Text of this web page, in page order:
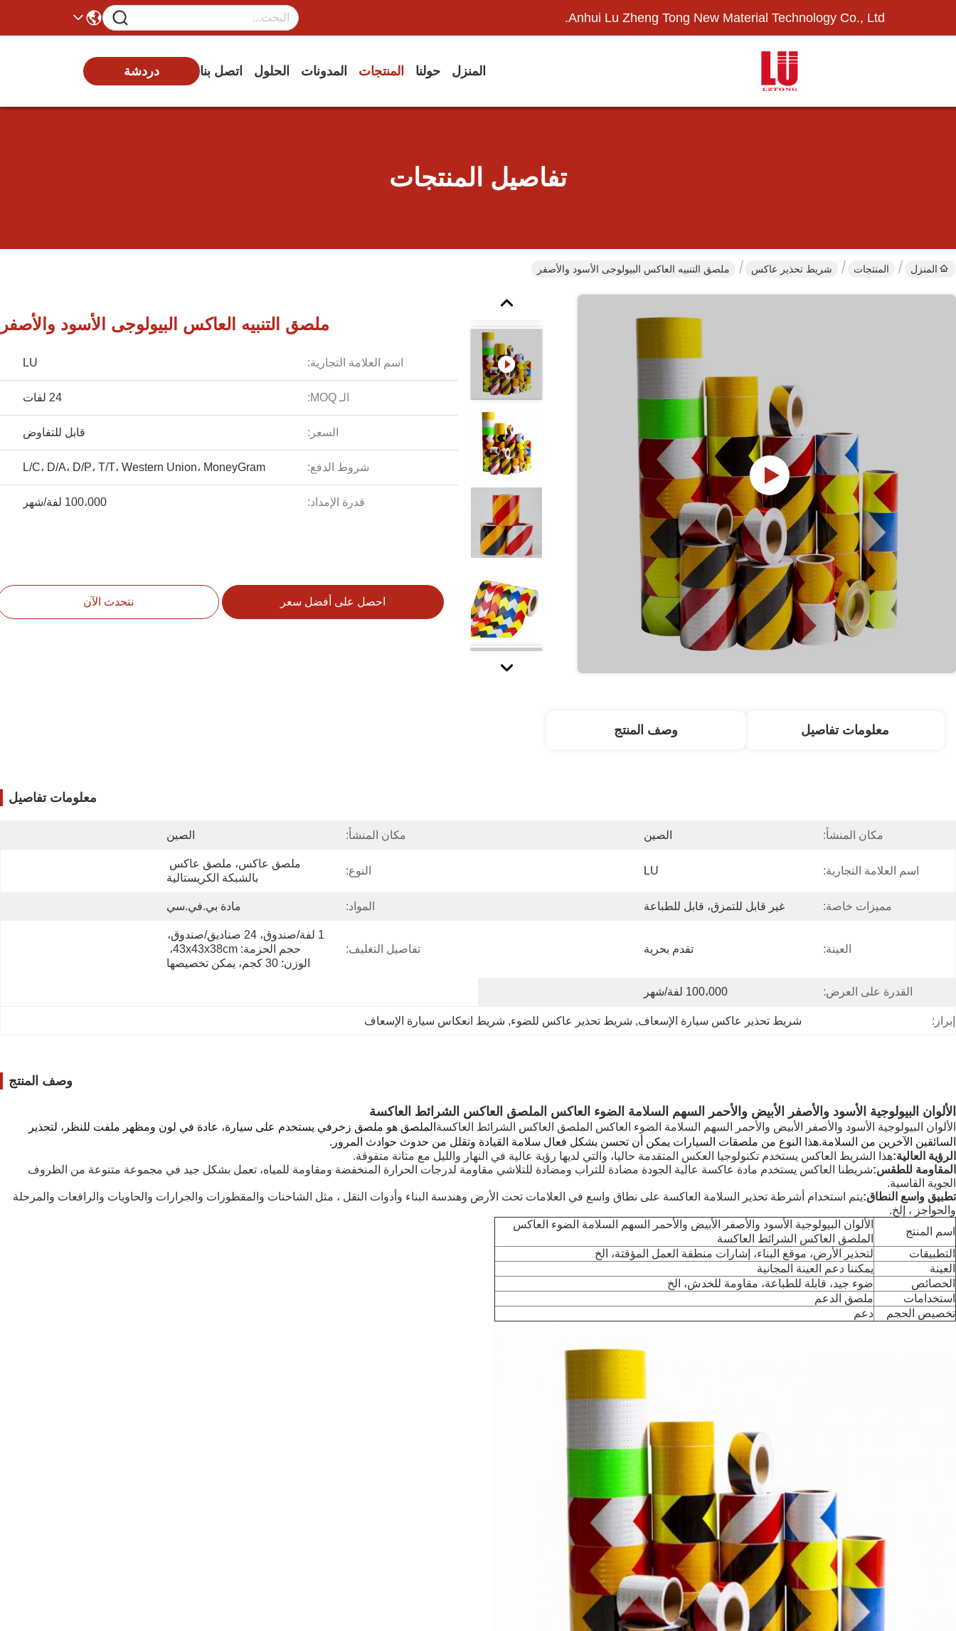
Anhui Lu Zheng Tong New Material Technology Co., Ltd.
المنزل حولنا المنتجات المدونات الحلول اتصل بنا دردشة
تفاصيل المنتجات
المنزل المنتجات شريط تحذير عاكس ملصق التنبيه العاكس البيولوجى الأسود والأصفر
ملصق التنبيه العاكس البيولوجى الأسود والأصفر
اسم العلامة التجارية: LU
الـ MOQ: 24 لفات
السعر: قابل للتفاوض
شروط الدفع: L/C، D/A، D/P، T/T، Western Union، MoneyGram
قدرة الإمداد: 100،000 لفة/شهر
احصل على أفضل سعر نتحدث الآن
معلومات تفاصيل وصف المنتج
معلومات تفاصيل
مكان المنشأ: الصين مكان المنشأ: الصين
اسم العلامة التجارية: LU النوع:
بالشبكة الكريستالية
مميزات خاصة: غير قابل للتمزق، قابل للطباعة المواد: مادة بي.في.سي
العينة: تقدم بحرية تفاصيل التغليف:
الوزن: 30 كجم، يمكن تخصيصها
القدرة على العرض: 100،000 لفة/شهر
إبراز: شريط تحذير عاكس سيارة الإسعاف, شريط تحذير عاكس للضوء, شريط انعكاس سيارة الإسعاف
وصف المنتج
الألوان البيولوجية الأسود والأصفر الأبيض والأحمر السهم السلامة الضوء العاكس الملصق العاكس الشرائط العاكسة
الألوان البيولوجية الأسود والأصفر الأبيض والأحمر السهم السلامة الضوء العاكس الملصق العاكس الشرائط العاكسة
السائقين الآخرين من السلامة.هذا النوع من ملصقات السيارات يمكن أن تحسن بشكل فعال سلامة القيادة وتقلل من حدوث حوادث المرور.
الرؤية العالية:هذا الشريط العاكس يستخدم تكنولوجيا العكس المتقدمة حاليا، والتي لديها رؤية عالية في النهار والليل مع متانة متفوقة.
المقاومة للطقس:شريطنا العاكس يستخدم مادة عاكسة عالية الجودة مضادة للتراب ومضادة للتلاشي مقاومة لدرجات الحرارة المنخفضة ومقاومة للمياه، تعمل بشكل جيد في مجموعة متنوعة من الظروف
الجوية القاسية.
تطبيق واسع النطاق:يتم استخدام أشرطة تحذير السلامة العاكسة على نطاق واسع في العلامات تحت الأرض وهندسة البناء وأدوات النقل ، مثل الشاحنات والمقطورات والجرارات والحاويات والرافعات والمرحلة
والحواجز ، إلخ.
اسم المنتج
الألوان البيولوجية الأسود والأصفر الأبيض والأحمر السهم السلامة الضوء العاكس
الملصق العاكس الشرائط العاكسة
التطبيقات
لتحذير الأرض، موقع البناء، إشارات منطقة العمل المؤقتة، الخ
العينة
يمكننا دعم العينة المجانية
الخصائص
ضوء جيد، قابلة للطباعة، مقاومة للخدش، الخ
استخدامات
ملصق الدعم
تخصيص الحجم
دعم